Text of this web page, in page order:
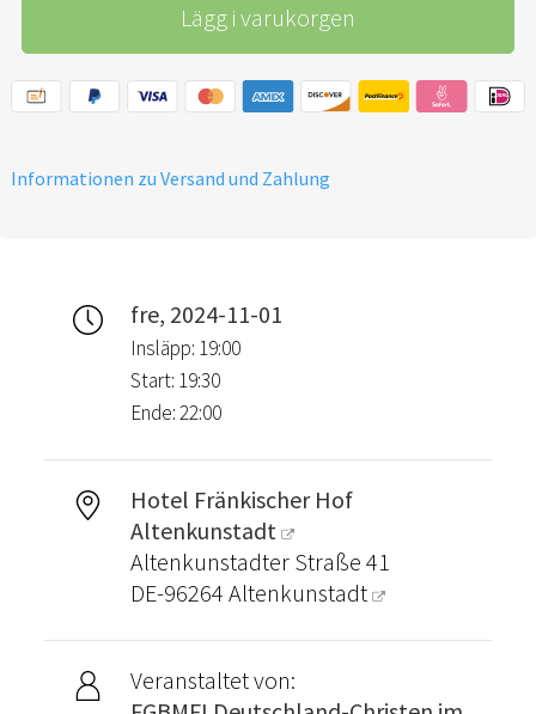
Lägg i varukorgen
Informationen zu Versand und Zahlung
fre, 2024-11-01
Insläpp: 19:00
Start: 19:30
Ende: 22:00
Hotel Fränkischer Hof
Altenkunstadt
Altenkunstadter Straße 41
DE-96264 Altenkunstadt
Veranstaltet von: